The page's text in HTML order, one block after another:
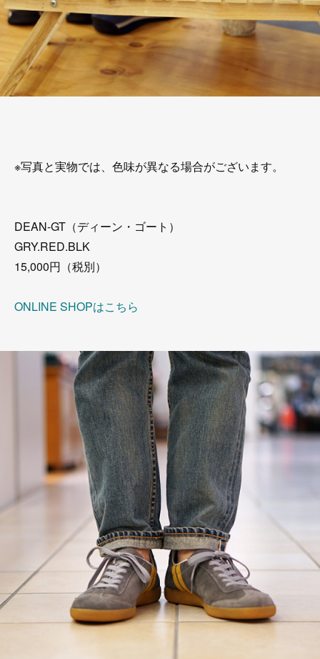
※写真と実物では、色味が異なる場合がございます。
DEAN-GT（ディーン・ゴート）
GRY.RED.BLK
15,000円（税別）
ONLINE SHOPはこちら